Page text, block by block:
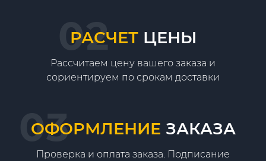
РАСЧЕТЦЕНЫ
Рассчитаем цену вашего заказа и
сориентируем по срокам доставки
ОФОРМЛЕНИЕ ЗАКАЗА
Проверка и оплата заказа. Подписание